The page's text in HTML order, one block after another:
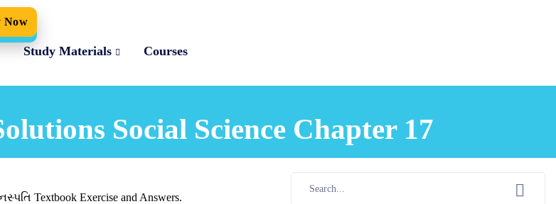
Now
Study Materials Courses
Social Science Chapter 17
Textbook Exercise and Answers.